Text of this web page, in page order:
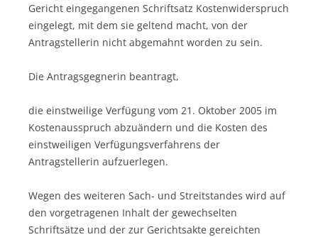
Gericht eingegangenen Schriftsatz Kostenwiderspruch
eingelegt, mit dem sie geltend macht, von der
Antragstellerin nicht abgemahnt worden zu sein.
Die Antragsgegnerin beantragt,
die einstweilige Verfügung vom 21. Oktober 2005 im
Kostenausspruch abzuändern und die Kosten des
einstweiligen Verfügungsverfahrens der
Antragstellerin aufzuerlegen.
Wegen des weiteren Sach- und Streitstandes wird auf
den vorgetragenen Inhalt der gewechselten
Schriftsätze und der zur Gerichtsakte gereichten